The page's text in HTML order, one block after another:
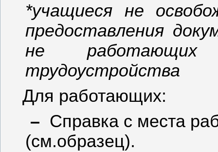
*учащиеся не
предоставления
не
трудоустройства
Для работающих:
– Справка с места
(см.образец).